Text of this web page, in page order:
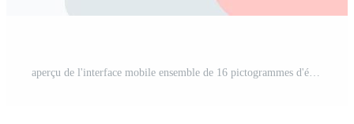
aperçu de l'interface mobile ensemble de 16 pictogrammes d'éléments de conception vectoriels modifiables chinois Vecteur Gratuit